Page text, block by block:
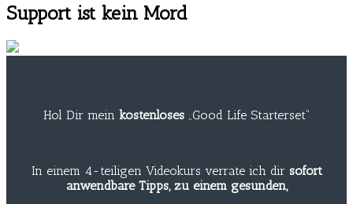
Support ist kein Mord
Hol Dir mein kostenloses „Good Life Starterset“
In einem 4-teiligen Videokurs verrate ich dir sofort
anwendbare Tipps, zu einem gesunden,